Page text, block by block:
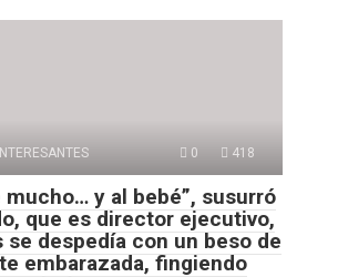
0 418
mucho… y al bebé”, susurró
que es director ejecutivo,
se despedía con un beso de
embarazada, fingiendo